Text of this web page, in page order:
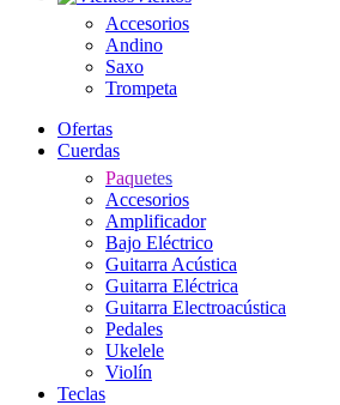
Accesorios
Andino
Saxo
Trompeta
Ofertas
Cuerdas
Paquetes
Accesorios
Amplificador
Bajo Eléctrico
Guitarra Acústica
Guitarra Eléctrica
Guitarra Electroacústica
Pedales
Ukelele
Violín
Teclas